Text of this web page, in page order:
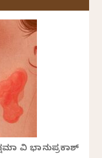
ವಿ ಭಾನುಪ್ರಕಾಶ್